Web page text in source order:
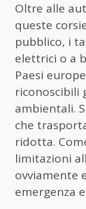
Oltre alle
queste
pubblico, i
elettrici o a
Paesi
riconoscibili
ambientali.
che
ridotta.
limitazioni
ovviamente
emergenza